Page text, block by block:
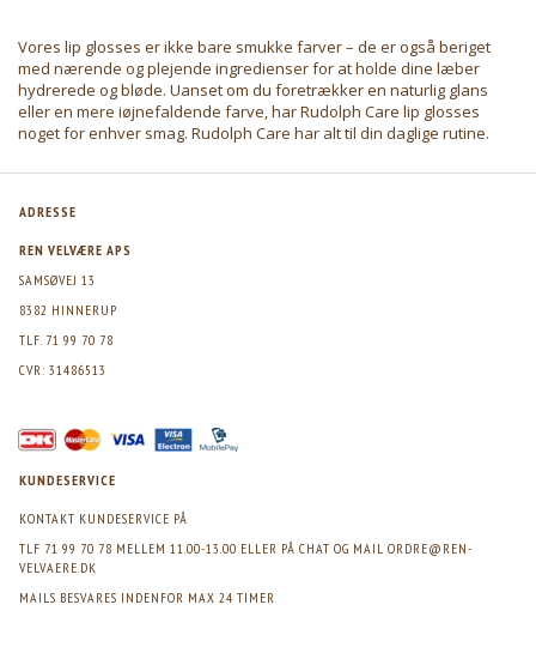
Vores lip glosses er ikke bare smukke farver – de er også beriget
med nærende og plejende ingredienser for at holde dine læber
hydrerede og bløde. Uanset om du foretrækker en naturlig glans
eller en mere iøjnefaldende farve, har Rudolph Care lip glosses
noget for enhver smag. Rudolph Care har alt til din daglige rutine.
ADRESSE
REN VELVÆRE APS
SAMSØVEJ 13
8382 HINNERUP
TLF. 71 99 70 78
CVR: 31486513
KUNDESERVICE
KONTAKT KUNDESERVICE PÅ
TLF 71 99 70 78 MELLEM 11.00-13.00 ELLER PÅ CHAT OG MAIL ORDRE@REN-
VELVAERE.DK
MAILS BESVARES INDENFOR MAX 24 TIMER